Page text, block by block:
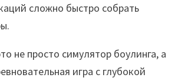
сложно быстро собрать
не просто симулятор боулинга, а
игра с глубокой